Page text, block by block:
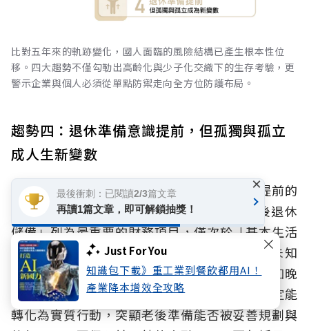
Just For You
知識包下載》重工業到餐飲都用AI！
產業降本增效全攻略
比對五年來的軌跡變化，國人面臨的風險結構已產生根本性位
移。四大趨勢不僅勾勒出高齡化與少子化交織下的生存考驗，更
警示企業與個人必須從單點防禦走向全方位防護布局。
趨勢四：退休準備意識提前，但孤獨與孤立
成人生新變數
隨著對未來焦慮的提升，退休準備也有明顯提前的
趨勢。30至39歲族群中已有24.2%將「老後退休
儲備」列為最重要的財務項目，僅次於「基本生活
開銷」（35%）。孤獨與孤立會放大民眾對未知
風險的焦慮，若長期缺乏社會支持，也可能增加晚
年面臨孤獨死風險的可能性；且這份焦慮不一定能
轉化為實質行動，突顯老後準備能否被妥善規劃與
最後衝刺：已閱讀2/3篇文章
再讀1篇文章，即可解鎖抽獎！
×